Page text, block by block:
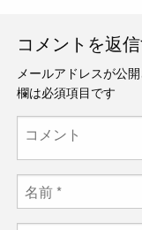
コメントを返
メールアドレスが公
欄は必須項目です